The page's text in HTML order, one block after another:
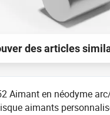
des articles
Aimant en néodyme
aimants